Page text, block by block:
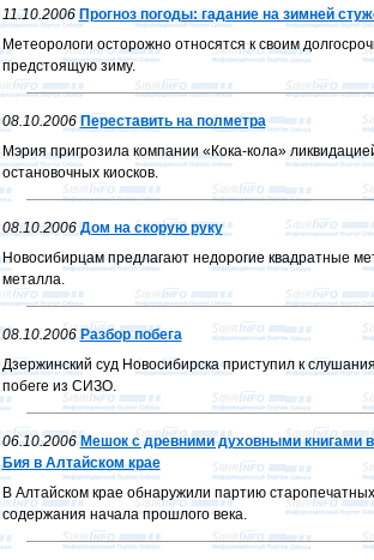
11.10.2006 Прогноз погоды: гадание на зимней
Метеорологи осторожно относятся к своим
предстоящую зиму.
08.10.2006 Переставить на полметра
Мэрия пригрозила компании «Кока-кола»
остановочных киосков.
08.10.2006 Дом на скорую руку
Новосибирцам предлагают недорогие квадратные
металла.
08.10.2006 Разбор побега
Дзержинский суд Новосибирска приступил к
побеге из СИЗО.
06.10.2006 Мешок с древними духовными книгами
Бия в Алтайском крае
В Алтайском крае обнаружили партию старопечатных
содержания начала прошлого века.